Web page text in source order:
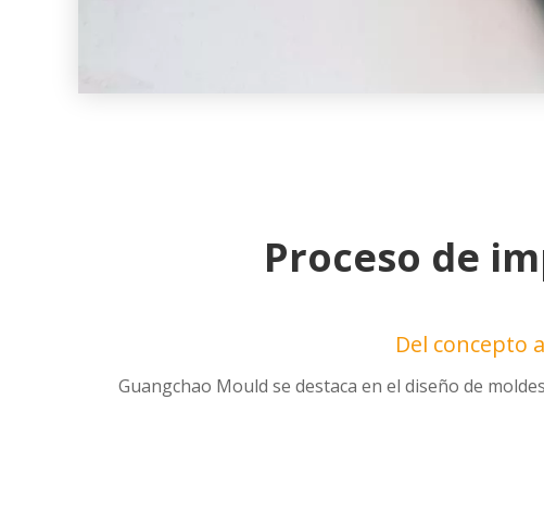
Proceso de
Del concepto
Guangchao Mould se destaca en el diseño de